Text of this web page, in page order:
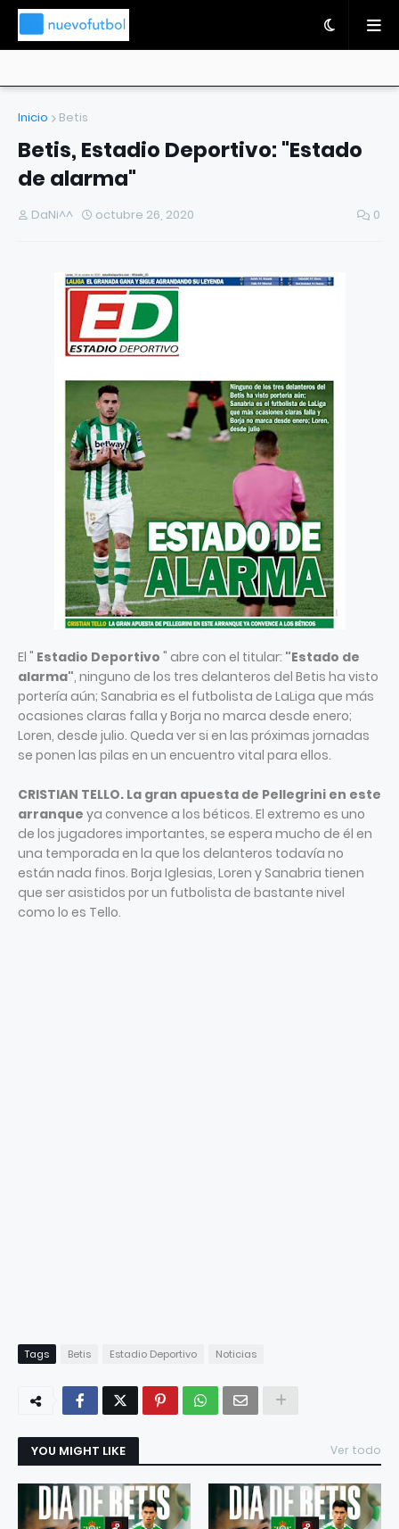
Inicio Betis
Betis, Estadio Deportivo: "Estado
de alarma"
DaNi^^ octubre 26, 2020 0
El " Estadio Deportivo " abre con el titular: "Estado de
alarma", ninguno de los tres delanteros del Betis ha visto
portería aún; Sanabria es el futbolista de LaLiga que más
ocasiones claras falla y Borja no marca desde enero;
Loren, desde julio. Queda ver si en las próximas jornadas
se ponen las pilas en un encuentro vital para ellos.
CRISTIAN TELLO. La gran apuesta de Pellegrini en este
arranque ya convence a los béticos. El extremo es uno
de los jugadores importantes, se espera mucho de él en
una temporada en la que los delanteros todavía no
están nada finos. Borja Iglesias, Loren y Sanabria tienen
que ser asistidos por un futbolista de bastante nivel
como lo es Tello.
Tags Betis Estadio Deportivo Noticias
YOU MIGHT LIKE Ver todo